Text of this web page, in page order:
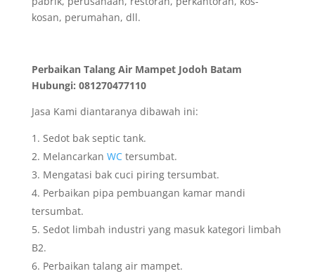
kosan, perumahan, dll.
Perbaikan Talang Air Mampet Jodoh Batam
Hubungi: 081270477110
Jasa Kami diantaranya dibawah ini:
Sedot bak septic tank.
Melancarkan WCtersumbat.
Mengatasi bak cuci piring tersumbat.
Perbaikan pipa pembuangan kamar mandi
tersumbat.
Sedot limbah industri yang masuk kategori limbah
B2.
Perbaikan talang air mampet.